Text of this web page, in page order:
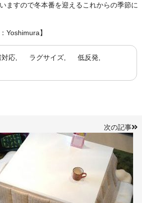
ますので冬本番を迎えるこれからの季節に
Yoshimura】
対応 ラグサイズ
低反発
次の記事